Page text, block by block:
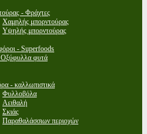
- Φράχτες
Χαμηλής μπορντούρας
Υψηλής μπορντούρας
- Superfoods
Οξύφυλλα φυτά
- καλλωπιστικά
Φυλλοβόλα
Αειθαλή
Σκιάς
Παραθαλάσσιων περιοχών